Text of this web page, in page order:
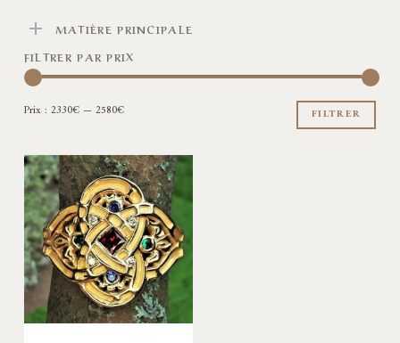
MATIÈRE PRINCIPALE
FILTRER PAR PRIX
FILTRER
Prix : 2330€—2580€